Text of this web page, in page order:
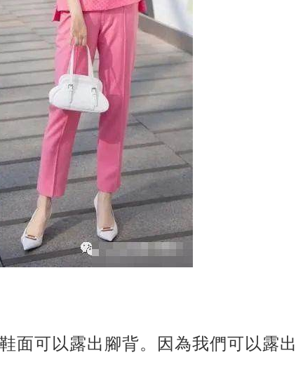
面可以露出腳背。因為我們可以露